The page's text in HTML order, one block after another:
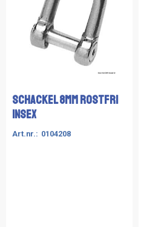
SCHACKEL 8MM ROSTFRI
INSEX
0104208